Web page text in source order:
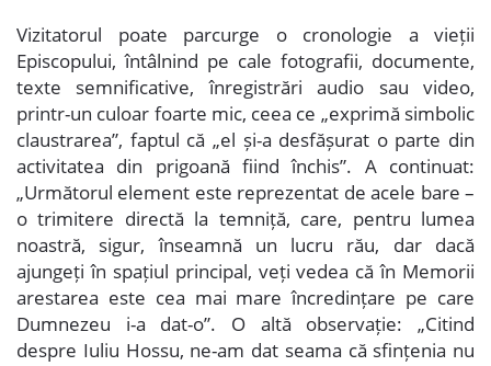
Vizitatorul poate parcurge o cronologie a vieții
Episcopului, întâlnind pe cale fotografii, documente,
texte semnificative, înregistrări audio sau video,
printr-un culoar foarte mic, ceea ce „exprimă simbolic
claustrarea”, faptul că „el și-a desfășurat o parte din
activitatea din prigoană fiind închis”. A continuat:
„Următorul element este reprezentat de acele bare –
o trimitere directă la temniță, care, pentru lumea
noastră, sigur, înseamnă un lucru rău, dar dacă
ajungeți în spațiul principal, veți vedea că în Memorii
arestarea este cea mai mare încredințare pe care
Dumnezeu i-a dat-o”. O altă observație: „Citind
despre Iuliu Hossu, ne-am dat seama că sfințenia nu